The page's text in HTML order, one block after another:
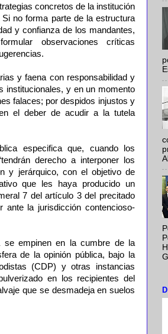
concretos de la institución
no forma parte de la estructura
y confianza de los mandantes,
observaciones críticas
y faena con responsabilidad y
institucionales, y en un momento
falaces; por despidos injustos y
el deber de acudir a la tutela
especifica que, cuando los
derecho a interponer los
y jerárquico, con el objetivo de
que les haya producido un
7 del artículo 3 del precitado
ante la jurisdicción contencioso-
se empinen en la cumbre de la
de la opinión pública, bajo la
(CDP) y otras instancias
en los recipientes del
que se desmadeja en suelos